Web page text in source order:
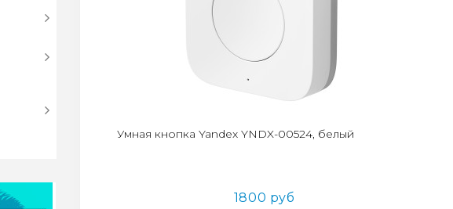
Умная кнопка Yandex YNDX-00524, белый
1800 руб